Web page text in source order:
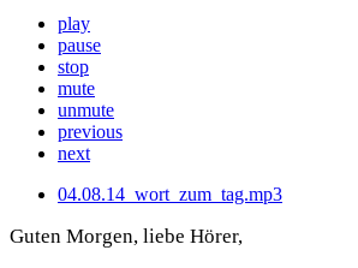
play
pause
stop
mute
unmute
previous
next
04.08.14_wort_zum_tag.mp3
Guten Morgen, liebe Hörer,